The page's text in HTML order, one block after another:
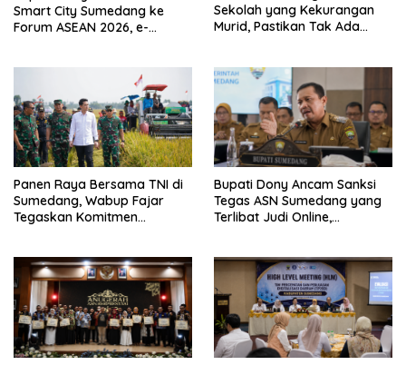
Smart City Sumedang ke
Forum ASEAN 2026, e-
Sekolah yang Kekurangan
Murid, Pastikan Tak Ada
Panen Raya Bersama TNI di
Sumedang, Wabup Fajar
Tegaskan Komitmen
Bupati Dony Ancam Sanksi
Tegas ASN Sumedang yang
Terlibat Judi Online,